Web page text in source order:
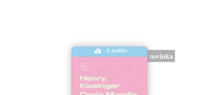
E-AUDIO
novinka